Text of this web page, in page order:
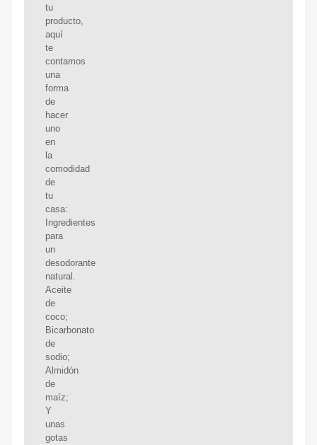
tu
producto,
aquí
te
contamos
una
forma
de
hacer
uno
en
la
comodidad
de
tu
casa:
Ingredientes
para
un
desodorante
natural.
Aceite
de
coco;
Bicarbonato
de
sodio;
Almidón
de
maíz;
Y
unas
gotas